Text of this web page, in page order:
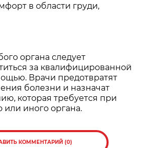
в области груди,
органа следует
за квалифицированной
Врачи предотвратят
болезни и назначат
которая требуется при
иного органа.
КОММЕНТАРИЙ (0)